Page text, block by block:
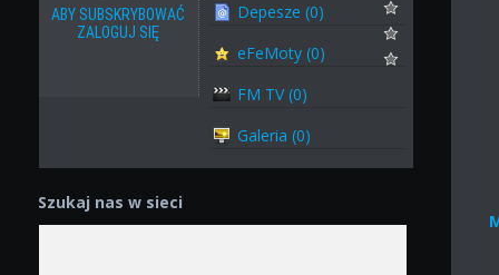
ABY SUBSKRYBOWAĆ
ZALOGUJ SIĘ
Depesze (0)
eFeMoty (0)
FM TV (0)
Galeria (0)
Szukaj nas w sieci